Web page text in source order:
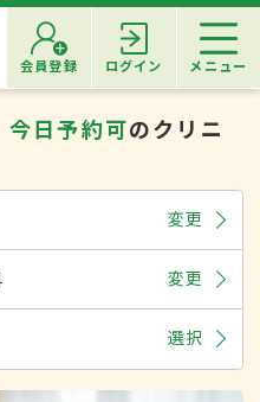
会員登録 ログイン メニュー
日予約可のクリニ
変更
変更
選択